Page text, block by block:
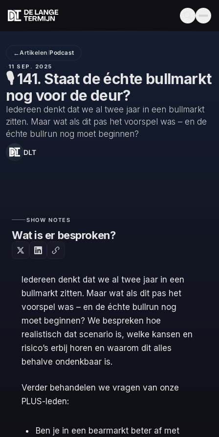
←Artikelen/Podcast
· 11 SEP. 2025
🎙️ 141. Staat de échte bullmarkt
nog voor de deur?
Iedereen denkt dat we al twee jaar in een bullmarkt
zitten. Maar wat als dit pas het voorspel was – en de
échte bullrun nog moet beginnen?
DLT
SHOW NOTES
Wat is er besproken?
Iedereen denkt dat we al twee jaar in een
bullmarkt zitten. Maar wat als dit pas het
voorspel was – en de échte bullrun nog
moet beginnen? We bespreken hoe
realistisch dat scenario is, welke kansen en
risico’s erbij horen en waarom dit alles
behalve ondenkbaar is.
Verder behandelen we vragen van onze
PLUS-leden:
Ben je in een bearmarkt beter af met